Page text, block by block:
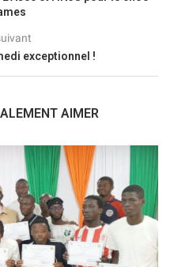
exceptionnel !
AIMER